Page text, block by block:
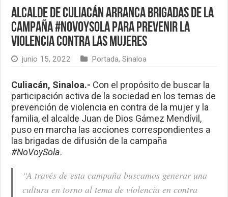
Alcalde de Culiacán arranca brigadas de la
campaña #NoVoySola para prevenir la
violencia contra las mujeres
junio 15, 2022 Portada,Sinaloa
Culiacán, Sinaloa.- Con el propósito de buscar la
participación activa de la sociedad en los temas de
prevención de violencia en contra de la mujer y la
familia, el alcalde Juan de Dios Gámez Mendívil,
puso en marcha las acciones correspondientes a
las brigadas de difusión de la campaña
#NoVoySola.
“A través de esta campaña buscamos generar una
cultura en torno al tema de violencia en contra